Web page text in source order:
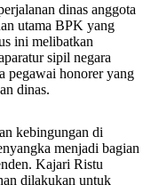
dinas anggota
utama BPK yang
ini melibatkan
sipil negara
pegawai honorer yang
dinas.
kebingungan di
menjadi bagian
Kajari Ristu
dilakukan untuk